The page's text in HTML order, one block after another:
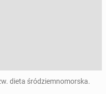
dieta śródziemnomorska.